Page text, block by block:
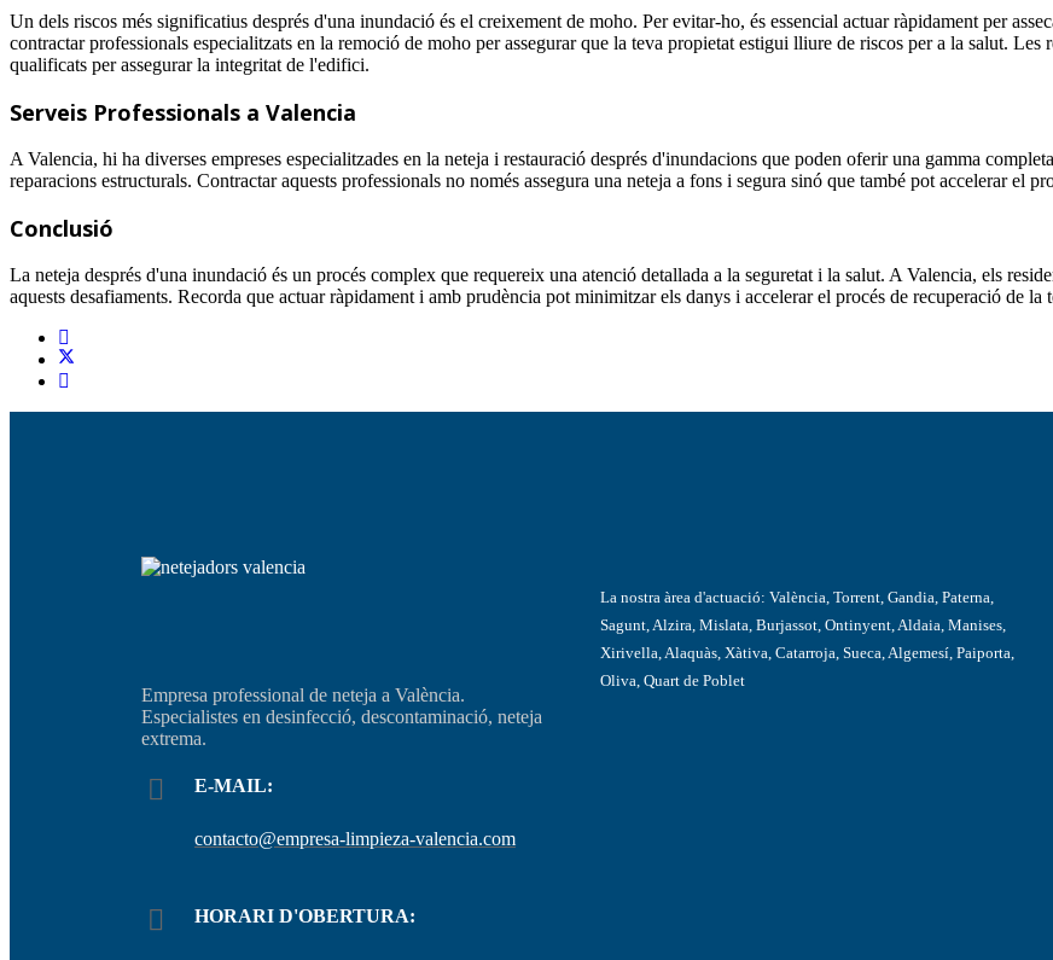
Un dels riscos més significatius després d'una inundació és el creixement de moho. Per evitar-ho, és essencial actuar ràpidament per
contractar professionals especialitzats en la remoció de moho per assegurar que la teva propietat estigui lliure de riscos per a la salut.
qualificats per assegurar la integritat de l'edifici.
Serveis Professionals a Valencia
A Valencia, hi ha diverses empreses especialitzades en la neteja i restauració després d'inundacions que poden oferir una gamma
reparacions estructurals. Contractar aquests professionals no només assegura una neteja a fons i segura sinó que també pot accelerar el
Conclusió
La neteja després d'una inundació és un procés complex que requereix una atenció detallada a la seguretat i la salut. A Valencia, els
aquests desafiaments. Recorda que actuar ràpidament i amb prudència pot minimitzar els danys i accelerar el procés de recuperació de la
Empresa professional de neteja a València.
Especialistes en desinfecció, descontaminació, neteja
extrema.
E-MAIL:
contacto@empresa-limpieza-valencia.com
HORARI D'OBERTURA:
La nostra àrea d'actuació: València, Torrent, Gandia, Paterna,
Sagunt, Alzira, Mislata, Burjassot, Ontinyent, Aldaia, Manises,
Xirivella, Alaquàs, Xàtiva, Catarroja, Sueca, Algemesí, Paiporta,
Oliva, Quart de Poblet